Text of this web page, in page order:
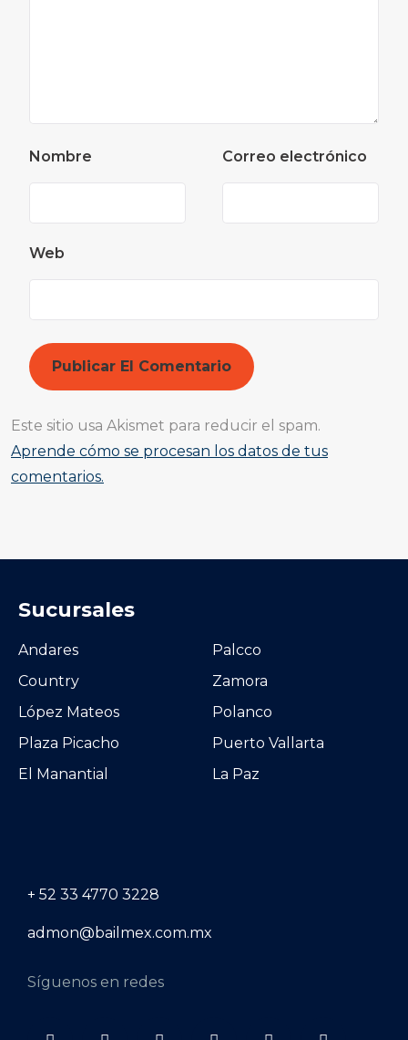
Nombre Correo electrónico
Web
Este sitio usa Akismet para reducir el spam.
Aprende cómo se procesan los datos de tus
comentarios.
Sucursales
Andares
Country
López Mateos
Plaza Picacho
El Manantial
Palcco
Zamora
Polanco
Puerto Vallarta
La Paz
+ 52 33 4770 3228
admon@bailmex.com.mx
Síguenos en redes